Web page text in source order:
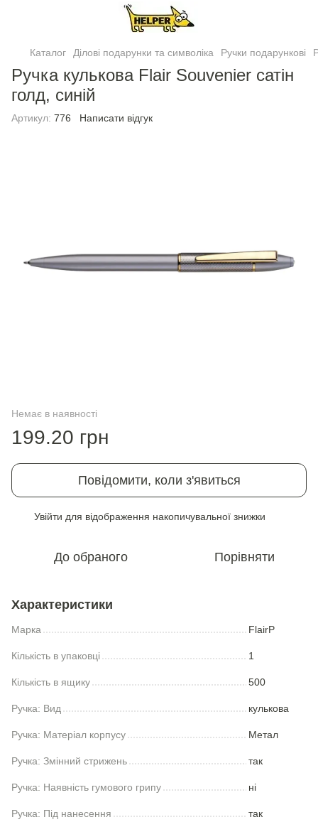
Каталог Ділові подарунки та символіка Ручки подарункові
Ручка кулькова Flair Souvenier сатiн
голд, синій
Артикул: 776 Написати відгук
Немає в наявності
199.20 грн
Повідомити, коли з'явиться
Увійти для відображення накопичувальної знижки
До обраного Порівняти
Характеристики
Марка FlairP
Кількість в упаковці 1
Кількість в ящику 500
Ручка: Вид кулькова
Ручка: Матеріал корпусу Метал
Ручка: Змінний стрижень так
Ручка: Наявність гумового грипу ні
Ручка: Під нанесення так